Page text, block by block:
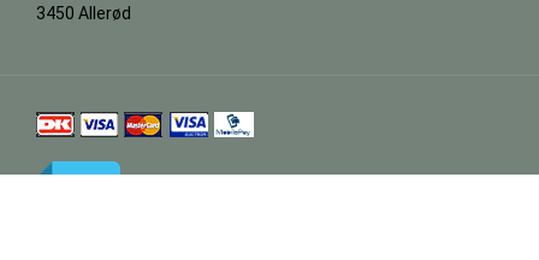
3450 Allerød